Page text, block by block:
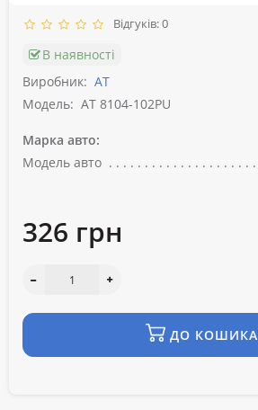
Відгуків: 0
В наявності
Виробник: АТ
Модель: AT 8104-102PU
Марка авто:
Модель авто
326 грн
ДО КОШИКА